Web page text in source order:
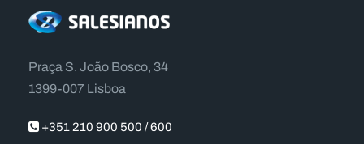
Praça S. João Bosco, 34
1399-007 Lisboa
+351 210 900 500 / 600